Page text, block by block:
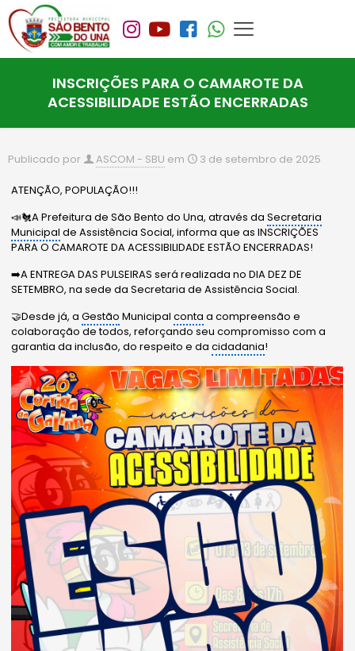
INSCRIÇÕES PARA O CAMAROTE DA
ACESSIBILIDADE ESTÃO ENCERRADAS
Publicado por ASCOM - SBU em 3 de setembro de 2025
ATENÇÃO, POPULAÇÃO!!!
📣🐔A Prefeitura de São Bento do Una, através daSecretaria
Municipal de Assistência Social, informa que as INSCRIÇÕES
PARA O CAMAROTE DA ACESSIBILIDADE ESTÃO ENCERRADAS!
➡️A ENTREGA DAS PULSEIRAS será realizada no DIA DEZ DE
SETEMBRO, na sede da Secretaria de Assistência Social.
🤝Desde já, aGestão Municipalconta a compreensão e
colaboração de todos, reforçando seu compromisso com a
garantia da inclusão, do respeito e dacidadania!